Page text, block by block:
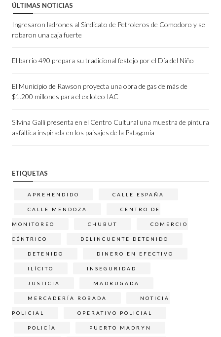
ÚLTIMAS NOTICIAS
Ingresaron ladrones al Sindicato de Petroleros de Comodoro y se
robaron una caja fuerte
El barrio 490 prepara su tradicional festejo por el Día del Niño
El Municipio de Rawson proyecta una obra de gas de más de
$1.200 millones para el ex loteo IAC
Silvina Galli presenta en el Centro Cultural una muestra de pintura
asfáltica inspirada en los paisajes de la Patagonia
ETIQUETAS
APREHENDIDO CALLE ESPAÑA
CALLE MENDOZA CENTRO DE
MONITOREO CHUBUT COMERCIO
CÉNTRICO DELINCUENTE DETENIDO
DETENIDO DINERO EN EFECTIVO
ILÍCITO INSEGURIDAD
JUSTICIA MADRUGADA
MERCADERÍA ROBADA NOTICIA
POLICIAL OPERATIVO POLICIAL
POLICÍA PUERTO MADRYN